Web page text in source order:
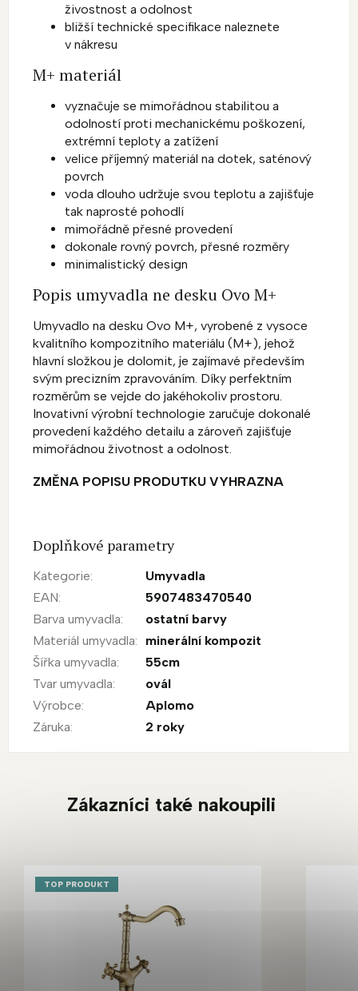
živostnost a odolnost
bližší technické specifikace naleznete
v nákresu
M+ materiál
vyznačuje se mimořádnou stabilitou a
odolností proti mechanickému poškození,
extrémní teploty a zatížení
velice příjemný materiál na dotek, saténový
povrch
voda dlouho udržuje svou teplotu a zajišťuje
tak naprosté pohodlí
mimořádně přesné provedení
dokonale rovný povrch, přesné rozměry
minimalistický design
Popis umyvadla ne desku Ovo M+
Umyvadlo na desku Ovo M+, vyrobené z vysoce
kvalitního kompozitního materiálu (M+), jehož
hlavní složkou je dolomit, je zajímavé především
svým precizním zpravováním. Díky perfektním
rozměrům se vejde do jakéhokoliv prostoru.
Inovativní výrobní technologie zaručuje dokonalé
provedení každého detailu a zároveň zajišťuje
mimořádnou životnost a odolnost.
ZMĚNA POPISU PRODUTKU VYHRAZNA
Doplňkové parametry
Kategorie:
Umyvadla
EAN:
5907483470540
Barva umyvadla:
ostatní barvy
Materiál umyvadla:
minerální kompozit
Šířka umyvadla:
55cm
Tvar umyvadla:
ovál
Výrobce:
Aplomo
Záruka: 2 roky
Zákazníci také nakoupili
TOP PRODUKT